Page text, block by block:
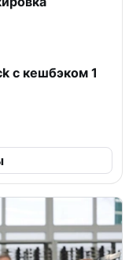
c кешбэком 1